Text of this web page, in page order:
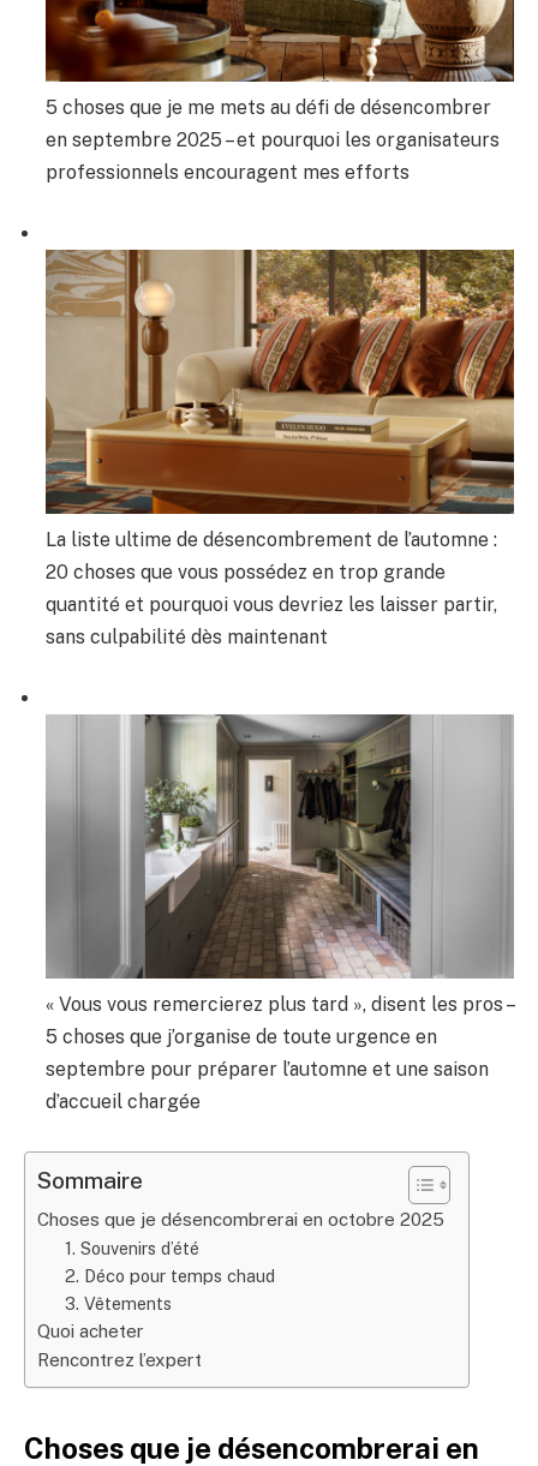
5 choses que je me mets au défi de désencombrer
en septembre 2025 – et pourquoi les organisateurs
professionnels encouragent mes efforts
La liste ultime de désencombrement de l’automne :
20 choses que vous possédez en trop grande
quantité et pourquoi vous devriez les laisser partir,
sans culpabilité dès maintenant
« Vous vous remercierez plus tard », disent les pros –
5 choses que j’organise de toute urgence en
septembre pour préparer l’automne et une saison
d’accueil chargée
Sommaire
Choses que je désencombrerai en octobre 2025
1. Souvenirs d’été
2. Déco pour temps chaud
3. Vêtements
Quoi acheter
Rencontrez l’expert
Choses que je désencombrerai en